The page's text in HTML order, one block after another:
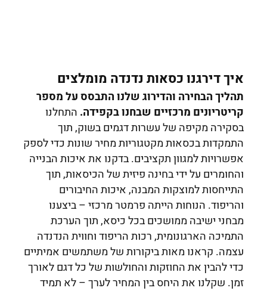
איך דירגנו כסאות נדנדה מומלצים
תהליך הבחירה והדירוג שלנו התבסס על מספר
קריטריונים מרכזיים שבחנו בקפידה. התחלנו
בסקירה מקיפה של עשרות דגמים בשוק, תוך
התמקדות בכסאות מקטגוריות מחיר שונות כדי לספק
אפשרויות למגוון תקציבים. בדקנו את איכות הבנייה
והחומרים על ידי בחינה פיזית של הכיסאות, תוך
התייחסות למוצקות המבנה, איכות החיבורים
והריפוד. הנוחות הייתה פרמטר מרכזי – ביצענו
מבחני ישיבה ממושכים בכל כיסא, תוך הערכת
התמיכה הארגונומית, רכות הריפוד וחווית הנדנדה
עצמה. קראנו מאות ביקורות של משתמשים אמיתיים
כדי להבין את החוזקות והחולשות של כל דגם לאורך
זמן. שקלנו את היחס בין המחיר לערך – לא תמיד